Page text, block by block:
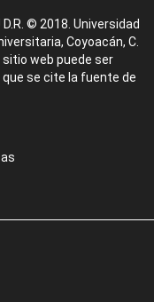
© 2018. Universidad
Coyoacán, C.
sitio web puede ser
se cite la fuente de